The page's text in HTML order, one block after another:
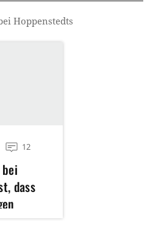
Hoppenstedts
12
dass